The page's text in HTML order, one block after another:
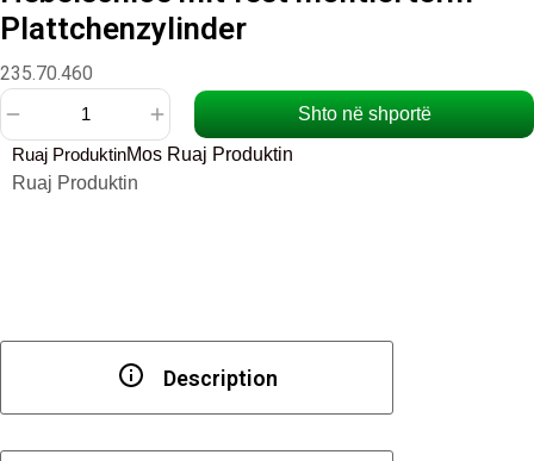
Plattchenzylinder
235.70.460
Hebelschlos
mit
Shto në shportë
Ruaj ProduktinMos Ruaj Produktin
Ruaj Produktin
Description